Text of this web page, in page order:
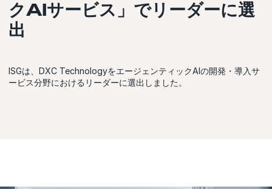
クAIサービス」でリーダーに選
出
ISGは、DXC TechnologyをエージェンティックAIの開発・導入サ
ービス分野におけるリーダーに選出しました。